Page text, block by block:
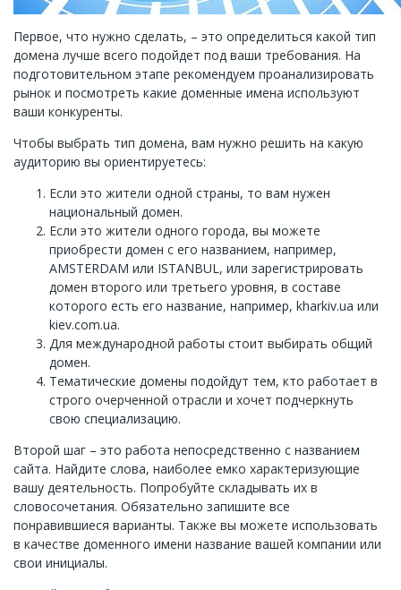
Первое, что нужно сделать, – это определиться какой тип
домена лучше всего подойдет под ваши требования. На
подготовительном этапе рекомендуем проанализировать
рынок и посмотреть какие доменные имена используют
ваши конкуренты.
Чтобы выбрать тип домена, вам нужно решить на какую
аудиторию вы ориентируетесь:
Если это жители одной страны, то вам нужен
национальный домен.
Если это жители одного города, вы можете
приобрести домен с его названием, например,
AMSTERDAM или ISTANBUL, или зарегистрировать
домен второго или третьего уровня, в составе
которого есть его название, например, kharkiv.ua или
kiev.com.ua.
Для международной работы стоит выбирать общий
домен.
Тематические домены подойдут тем, кто работает в
строго очерченной отрасли и хочет подчеркнуть
свою специализацию.
Второй шаг – это работа непосредственно с названием
сайта. Найдите слова, наиболее емко характеризующие
вашу деятельность. Попробуйте складывать их в
словосочетания. Обязательно запишите все
понравившиеся варианты. Также вы можете использовать
в качестве доменного имени название вашей компании или
свои инициалы.